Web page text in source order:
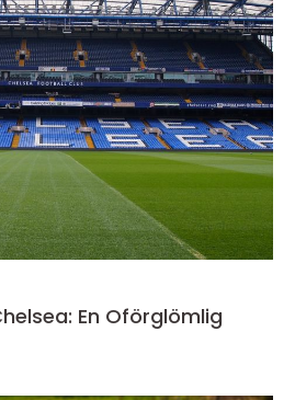
En Oförglömlig